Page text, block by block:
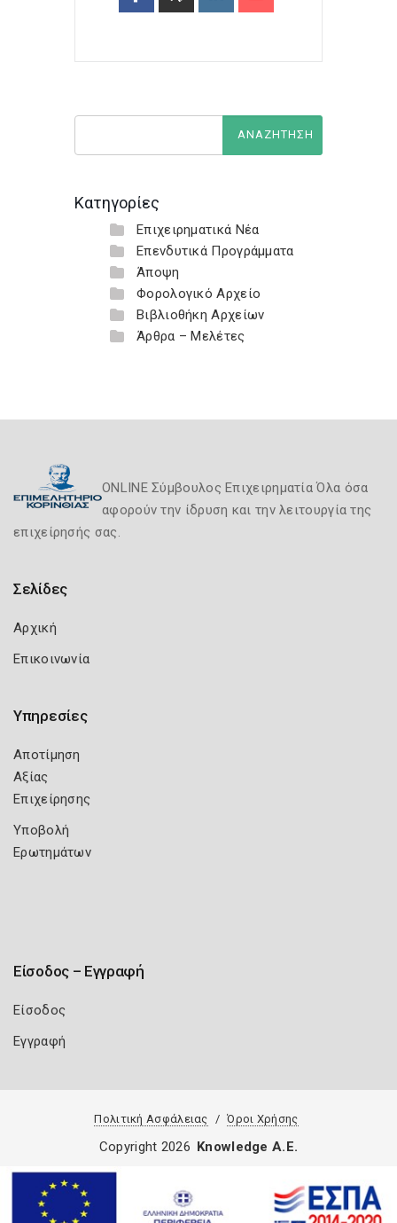
Κατηγορίες
Επιχειρηματικά Νέα
Επενδυτικά Προγράμματα
Άποψη
Φορολογικό Αρχείο
Βιβλιοθήκη Αρχείων
Άρθρα – Μελέτες
ONLINE Σύμβουλος Επιχειρηματία Όλα όσα
αφορούν την ίδρυση και την λειτουργία της
επιχείρησής σας.
Σελίδες
Αρχική
Επικοινωνία
Υπηρεσίες
Αποτίμηση
Αξίας
Επιχείρησης
Υποβολή
Ερωτημάτων
Είσοδος – Εγγραφή
Είσοδος
Εγγραφή
Πολιτική Ασφάλειας Όροι Χρήσης
Copyright 2026 Knowledge A.E.